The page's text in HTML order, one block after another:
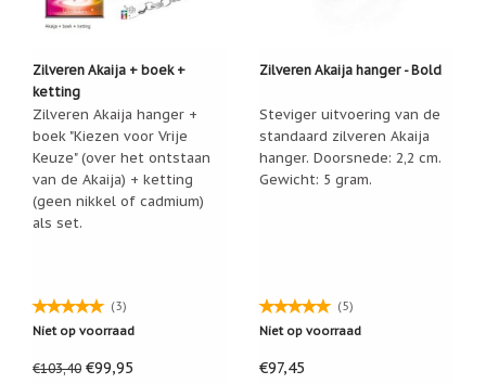
Cadeau
Uitleg
toelichting
Willow
Jim
Shore:
welk
moment?
leven
Zilveren Akaija + boek +
ketting
Zilveren Akaija hanger +
boek "Kiezen voor Vrije
Keuze" (over het ontstaan
van de Akaija) + ketting
(geen nikkel of cadmium)
als set.
(3)
Niet op voorraad
€103,40 €99,95
Zilveren Akaija hanger - Bold
Steviger uitvoering van de
standaard zilveren Akaija
hanger. Doorsnede: 2,2 cm.
Gewicht: 5 gram.
(5)
Niet op voorraad
€97,45